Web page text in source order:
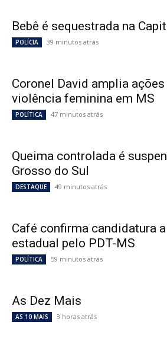
Bebê é sequestrada na
POLÍCIA 39 minutos atrás
Coronel David amplia
violência feminina em MS
POLÍTICA 47 minutos atrás
Queima controlada é
Grosso do Sul
DESTAQUE 49 minutos atrás
Café confirma candidatura
estadual pelo PDT-MS
POLÍTICA 59 minutos atrás
As Dez Mais
AS 10 MAIS 3 horas atrás